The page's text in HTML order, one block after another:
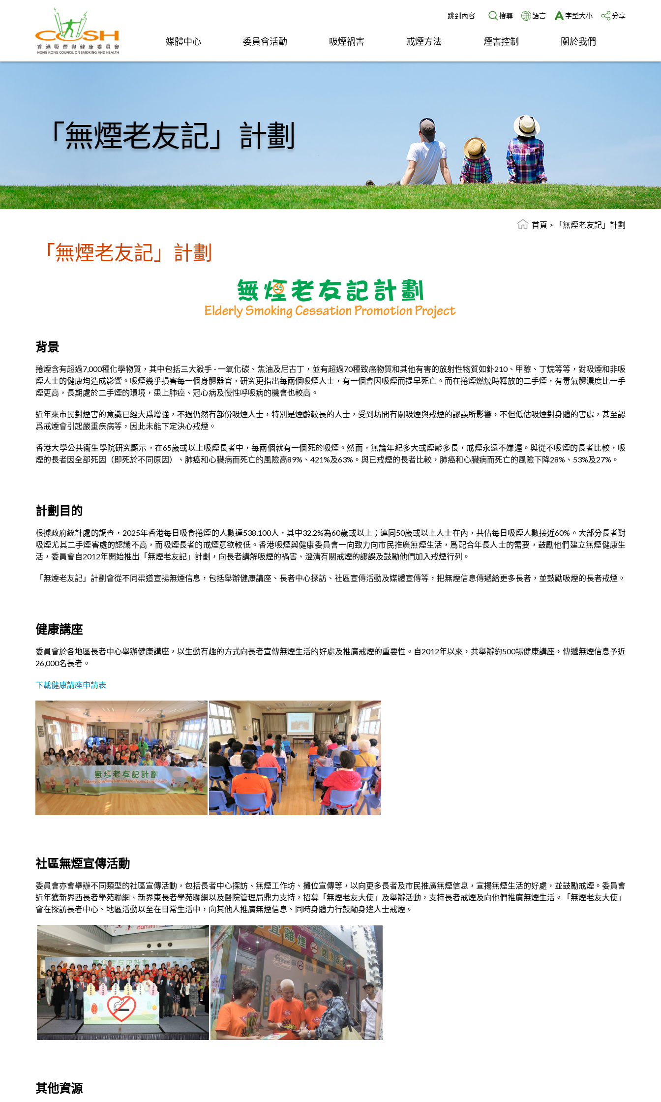
跳到內容 搜尋 語言 字型大小 分享
媒體中心 委員會活動 吸煙禍害 戒煙方法 煙害控制 關於我們
「無煙老友記」計劃
首頁 > 「無煙老友記」計劃
「無煙老友記」計劃
背景
捲煙含有超過7,000種化學物質，其中包括三大殺手 - 一氧化碳、焦油及尼古丁，並有超過70種致癌物質和其他有害的放射性物質如釙210、甲醇、丁烷等等，對吸煙和非吸
煙人士的健康均造成影響。吸煙幾乎損害每一個身體器官，研究更指出每兩個吸煙人士，有一個會因吸煙而提早死亡。而在捲煙燃燒時釋放的二手煙，有毒氣體濃度比一手
煙更高，長期處於二手煙的環境，患上肺癌、冠心病及慢性呼吸病的機會也較高。
近年來市民對煙害的意識已經大爲增強，不過仍然有部份吸煙人士，特別是煙齡較長的人士，受到坊間有關吸煙與戒煙的謬誤所影響，不但低估吸煙對身體的害處，甚至認
爲戒煙會引起嚴重疾病等，因此未能下定決心戒煙。
香港大學公共衞生學院研究顯示，在65歲或以上吸煙長者中，每兩個就有一個死於吸煙。然而，無論年紀多大或煙齡多長，戒煙永遠不嫌遲。與從不吸煙的長者比較，吸
煙的長者因全部死因（即死於不同原因）、肺癌和心臟病而死亡的風險高89%、421%及63%。與已戒煙的長者比較，肺癌和心臟病而死亡的風險下降28%、53%及27%。
計劃目的
根據政府統計處的調查，2025年香港每日吸食捲煙的人數達538,100人，其中32.2%為60歲或以上；連同50歲或以上人士在內，共佔每日吸煙人數接近60%。大部分長者對
吸煙尤其二手煙害處的認識不高，而吸煙長者的戒煙意欲較低。香港吸煙與健康委員會一向致力向市民推廣無煙生活，爲配合年長人士的需要，鼓勵他們建立無煙健康生
活，委員會自2012年開始推出「無煙老友記」計劃，向長者講解吸煙的禍害、澄清有關戒煙的謬誤及鼓勵他們加入戒煙行列。
「無煙老友記」計劃會從不同渠道宣揚無煙信息，包括舉辦健康講座、長者中心探訪、社區宣傳活動及媒體宣傳等，把無煙信息傳遞給更多長者，並鼓勵吸煙的長者戒煙。
健康講座
委員會於各地區長者中心舉辦健康講座，以生動有趣的方式向長者宣傳無煙生活的好處及推廣戒煙的重要性。自2012年以來，共舉辦約500場健康講座，傳遞無煙信息予近
26,000名長者。
下載健康講座申請表
社區無煙宣傳活動
委員會亦會舉辦不同類型的社區宣傳活動，包括長者中心探訪、無煙工作坊、攤位宣傳等，以向更多長者及市民推廣無煙信息，宣揚無煙生活的好處，並鼓勵戒煙。委員會
近年獲新界西長者學苑聯網、新界東長者學苑聯網以及醫院管理局鼎力支持，招募「無煙老友大使」及舉辦活動，支持長者戒煙及向他們推廣無煙生活。「無煙老友大使」
會在探訪長者中心、地區活動以至在日常生活中，向其他人推廣無煙信息、同時身體力行鼓勵身邊人士戒煙。
其他資源